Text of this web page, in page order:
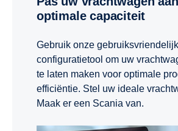
optimale capaciteit
Gebruik onze
configuratietool om uw
te laten maken voor optimale
efficiëntie. Stel uw ideale
Maak er een Scania van.